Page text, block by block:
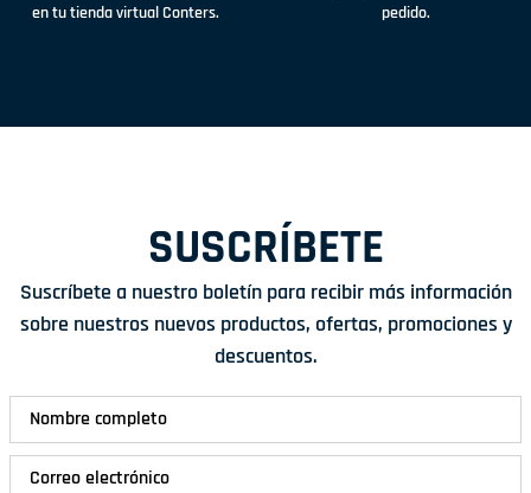
en tu tienda virtual Conters.
pedido.
SUSCRÍBETE
Suscríbete a nuestro boletín para recibir más información
sobre nuestros nuevos productos, ofertas, promociones y
descuentos.